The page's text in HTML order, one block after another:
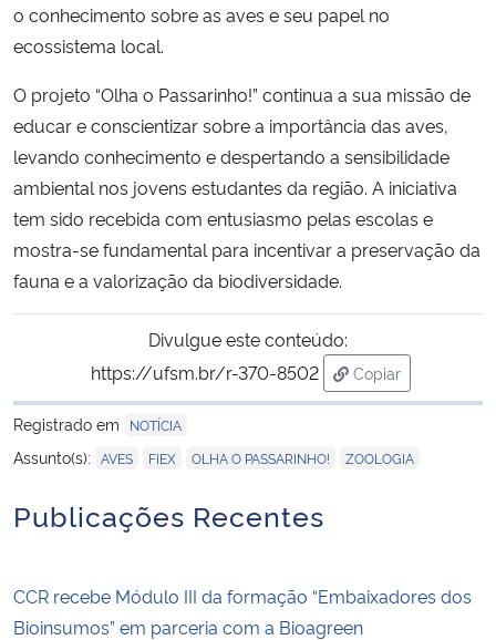
o conhecimento sobre as aves e seu papel no
ecossistema local.
O projeto “Olha o Passarinho!” continua a sua missão de
educar e conscientizar sobre a importância das aves,
levando conhecimento e despertando a sensibilidade
ambiental nos jovens estudantes da região. A iniciativa
tem sido recebida com entusiasmo pelas escolas e
mostra-se fundamental para incentivar a preservação da
fauna e a valorização da biodiversidade.
Divulgue este conteúdo:
https://ufsm.br/r-370-8502
Copiar
para área de
Registrado em
NOTÍCIA
Assunto(s): AVES FIEX OLHA O PASSARINHO! ZOOLOGIA
Publicações Recentes
CCR recebe Módulo III da formação “Embaixadores dos
Bioinsumos” em parceria com a Bioagreen